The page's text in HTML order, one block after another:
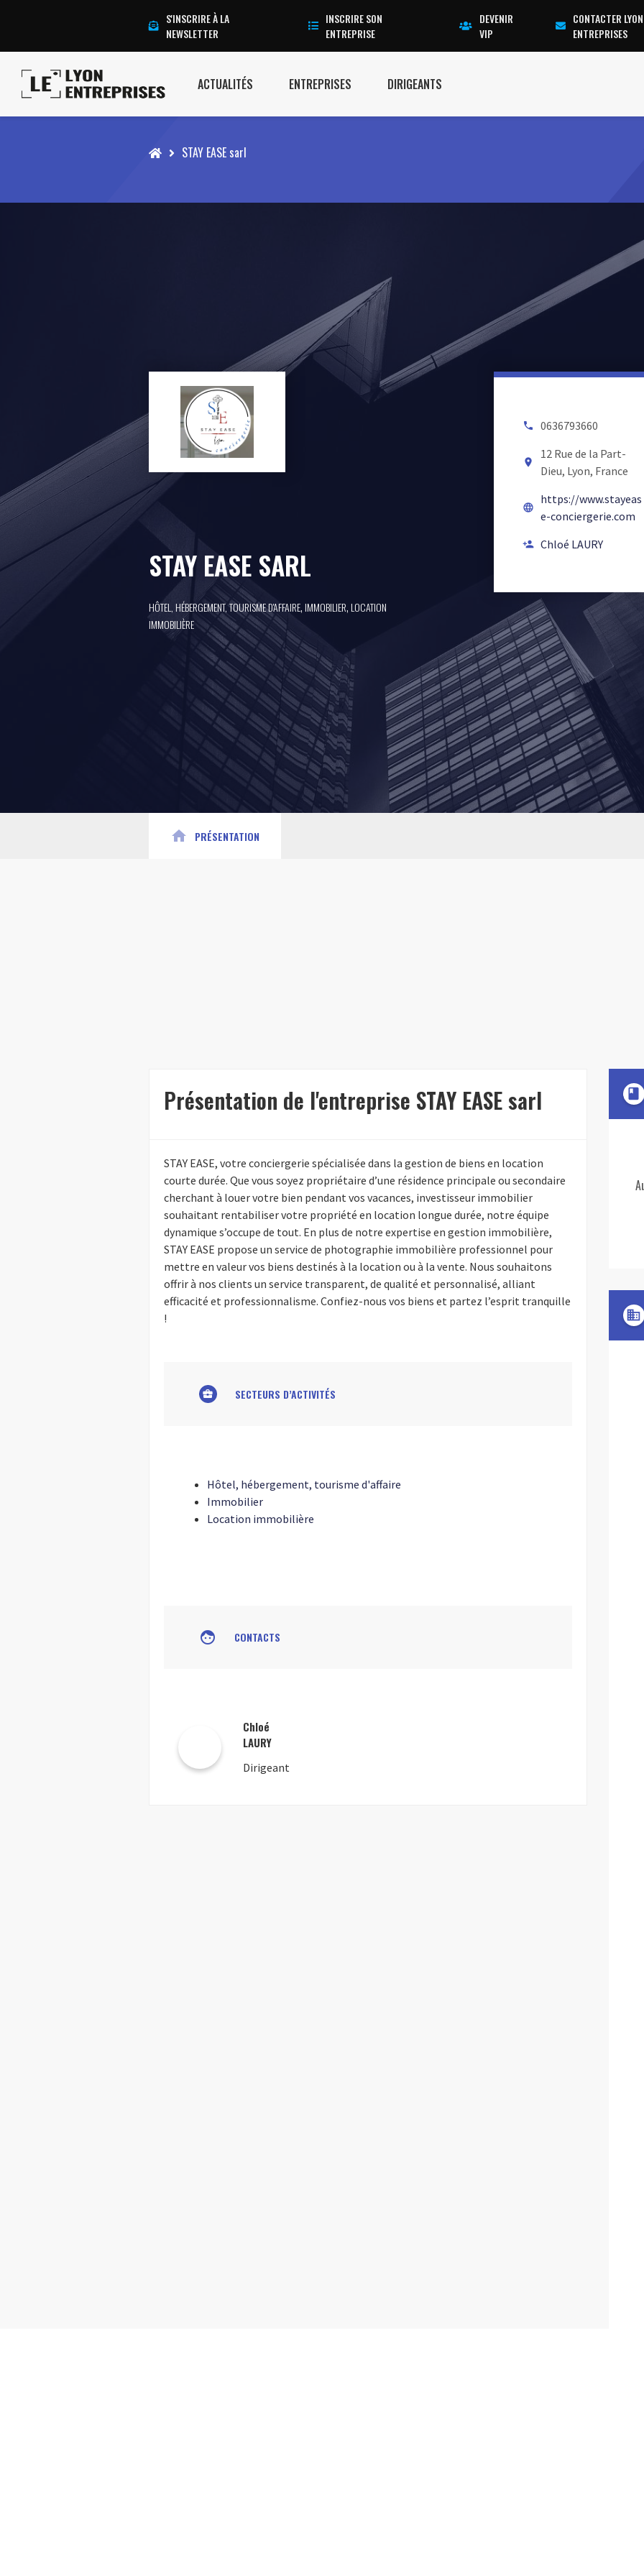
S'INSCRIRE À LA
NEWSLETTER
INSCRIRE SON
ENTREPRISE
DEVENIR
VIP
CONTACTER LYON
ENTREPRISES
ACTUALITÉS ENTREPRISES DIRIGEANTS
Accueil STAY EASE sarl
STAY EASE SARL
HÔTEL, HÉBERGEMENT, TOURISME D'AFFAIRE,IMMOBILIER,LOCATION
IMMOBILIÈRE
local_phone 0636793660
room
12 Rue de la Part-
Dieu, Lyon, France
language
https://www.stayeas
e-conciergerie.com
person_add Chloé LAURY
home PRÉSENTATION
Présentation de l'entreprise STAY EASE sarl
STAY EASE, votre conciergerie spécialisée dans la gestion de biens en location
courte durée. Que vous soyez propriétaire d’une résidence principale ou secondaire
cherchant à louer votre bien pendant vos vacances, investisseur immobilier
souhaitant rentabiliser votre propriété en location longue durée, notre équipe
dynamique s’occupe de tout. En plus de notre expertise en gestion immobilière,
STAY EASE propose un service de photographie immobilière professionnel pour
mettre en valeur vos biens destinés à la location ou à la vente. Nous souhaitons
offrir à nos clients un service transparent, de qualité et personnalisé, alliant
efficacité et professionnalisme. Confiez-nous vos biens et partez l’esprit tranquille
!
business_center SECTEURS D’ACTIVITÉS
Hôtel, hébergement, tourisme d'affaire
Immobilier
Location immobilière
face CONTACTS
Chloé
LAURY
Dirigeant
book
domain